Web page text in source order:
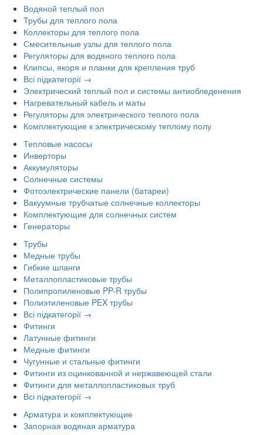
Водяной теплый пол
Трубы для теплого пола
Коллекторы для теплого пола
Смесительные узлы для теплого пола
Регуляторы для водяного теплого пола
Клипсы, якоря и планки для крепления труб
Всі підкатегорії →
Электрический теплый пол и системы антиобледенения
Нагревательный кабель и маты
Регуляторы для электрического теплого пола
Комплектующие к электрическому теплому полу
Тепловые насосы
Инверторы
Аккумуляторы
Солнечные системы
Фотоэлектрические панели (батареи)
Вакуумные трубчатые солнечные коллекторы
Комплектующие для солнечных систем
Генераторы
Трубы
Медные трубы
Гибкие шланги
Металлопластиковые трубы
Полипропиленовые PP-R трубы
Полиэтиленовые PEX трубы
Всі підкатегорії →
Фитинги
Латунные фитинги
Медные фитинги
Чугунные и стальные фитинги
Фитинги из оцинкованной и нержавеющей стали
Фитинги для металлопластиковых труб
Всі підкатегорії →
Арматура и комплектующие
Запорная водяная арматура